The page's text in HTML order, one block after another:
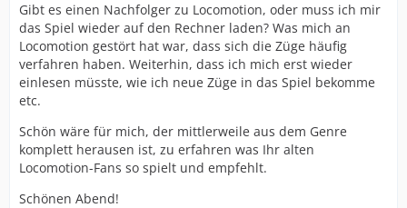
Gibt es einen Nachfolger zu Locomotion, oder muss ich mir
das Spiel wieder auf den Rechner laden? Was mich an
Locomotion gestört hat war, dass sich die Züge häufig
verfahren haben. Weiterhin, dass ich mich erst wieder
einlesen müsste, wie ich neue Züge in das Spiel bekomme
etc.
Schön wäre für mich, der mittlerweile aus dem Genre
komplett herausen ist, zu erfahren was Ihr alten
Locomotion-Fans so spielt und empfehlt.
Schönen Abend!